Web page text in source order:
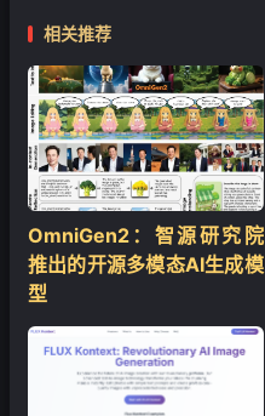
相关推荐
OmniGen2：智源研究院
推出的开源多模态AI生成模
型